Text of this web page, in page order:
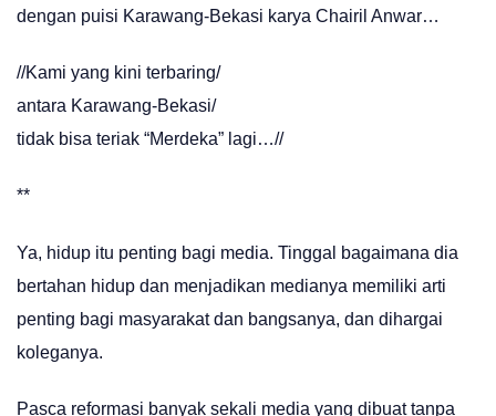
dengan puisi Karawang-Bekasi karya Chairil Anwar…
//Kami yang kini terbaring/
antara Karawang-Bekasi/
tidak bisa teriak “Merdeka” lagi…//
**
Ya, hidup itu penting bagi media. Tinggal bagaimana dia
bertahan hidup dan menjadikan medianya memiliki arti
penting bagi masyarakat dan bangsanya, dan dihargai
koleganya.
Pasca reformasi banyak sekali media yang dibuat tanpa